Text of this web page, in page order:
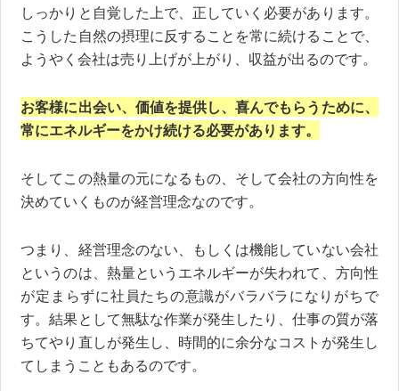
しっかりと自覚した上で、正していく必要があります。
こうした自然の摂理に反することを常に続けることで、
ようやく会社は売り上げが上がり、収益が出るのです。
お客様に出会い、価値を提供し、喜んでもらうために、
常にエネルギーをかけ続ける必要があります。
そしてこの熱量の元になるもの、そして会社の方向性を
決めていくものが経営理念なのです。
つまり、経営理念のない、もしくは機能していない会社
というのは、熱量というエネルギーが失われて、方向性
が定まらずに社員たちの意識がバラバラになりがちで
す。結果として無駄な作業が発生したり、仕事の質が落
ちてやり直しが発生し、時間的に余分なコストが発生し
てしまうこともあるのです。